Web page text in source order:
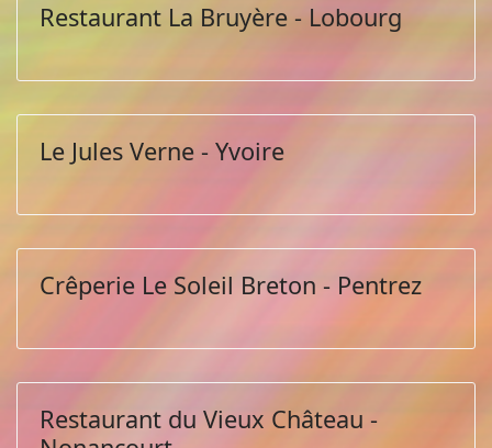
Restaurant La Bruyère - Lobourg
Le Jules Verne - Yvoire
Crêperie Le Soleil Breton - Pentrez
Restaurant du Vieux Château -